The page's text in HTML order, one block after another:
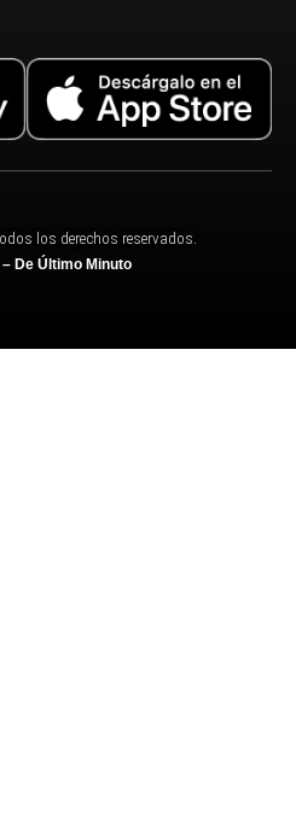
los derechos reservados.
De Último Minuto